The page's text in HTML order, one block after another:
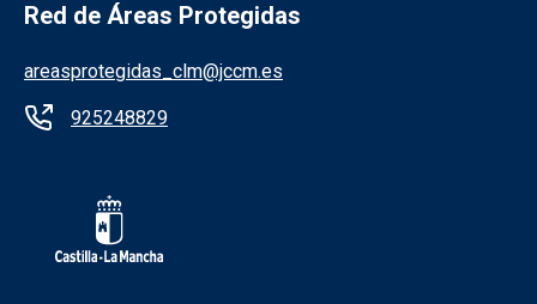
Red de Áreas Protegidas
areasprotegidas_clm@jccm.es
925248829